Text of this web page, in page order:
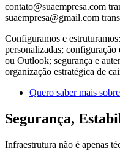
contato@suaempresa.com
suaempresa@gmail.com
Configuramos e
personalizadas;
ou Outlook; segurança e
organização estratégica de
Quero saber mais
Segurança,
Infraestrutura não é apenas